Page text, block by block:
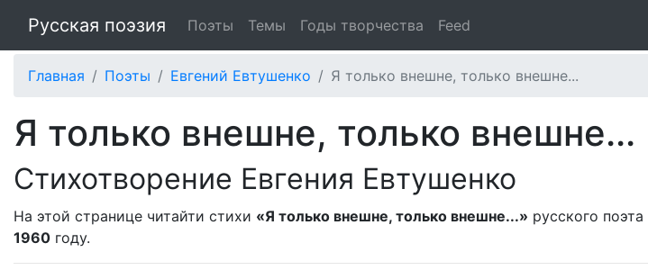
Русская поэзия Поэты Темы Годы творчества Feed
Главная Поэты Евгений Евтушенко Я только внешне, только внешне...
Я только внешне, только внешне...
Стихотворение Евгения Евтушенко
На этой странице читайти стихи «Я только внешне, только внешне...» русского поэта
1960 году.